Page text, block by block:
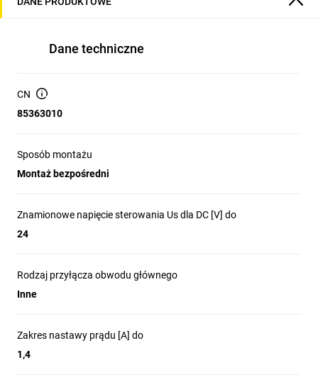
Dane techniczne
CN
85363010
Sposób montażu
Montaż bezpośredni
Znamionowe napięcie sterowania Us dla DC [V] do
24
Rodzaj przyłącza obwodu głównego
Inne
Zakres nastawy prądu [A] do
1,4